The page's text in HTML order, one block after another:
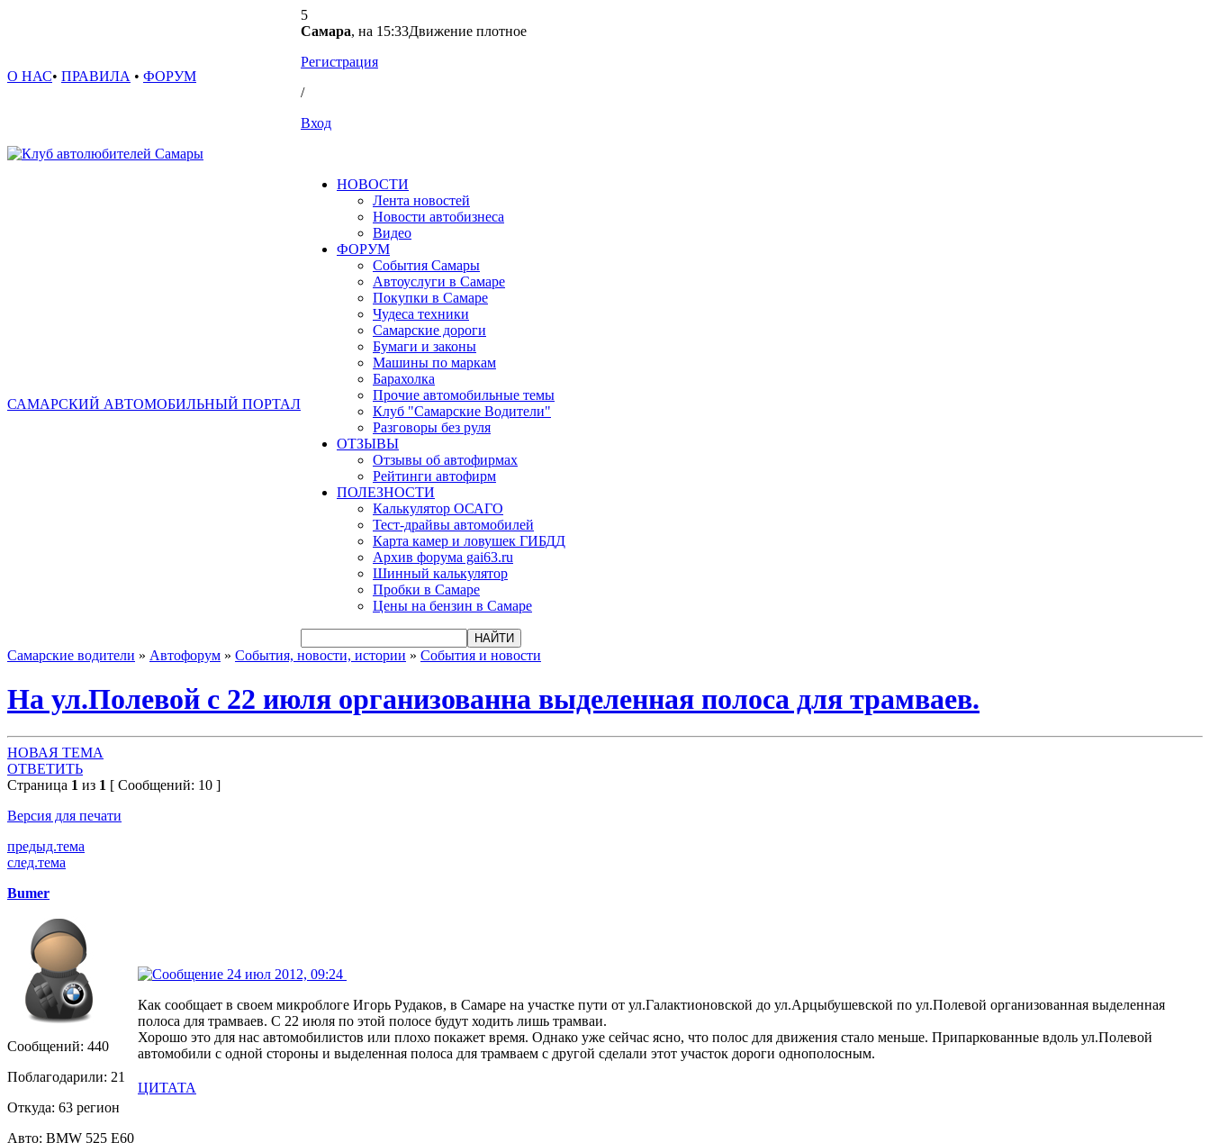
О НАС• ПРАВИЛА • ФОРУМ
5
Самара, на 15:33Движение плотное
Регистрация
/
Вход
САМАРСКИЙ АВТОМОБИЛЬНЫЙ ПОРТАЛ
НОВОСТИ
Лента новостей
Новости автобизнеса
Видео
ФОРУМ
События Самары
Автоуслуги в Самаре
Покупки в Самаре
Чудеса техники
Самарские дороги
Бумаги и законы
Машины по маркам
Барахолка
Прочие автомобильные темы
Клуб "Самарские Водители"
Разговоры без руля
ОТЗЫВЫ
Отзывы об автофирмах
Рейтинги автофирм
ПОЛЕЗНОСТИ
Калькулятор ОСАГО
Тест-драйвы автомобилей
Карта камер и ловушек ГИБДД
Архив форума gai63.ru
Шинный калькулятор
Пробки в Самаре
Цены на бензин в Самаре
Самарские водители » Автофорум » События, новости, истории » События и новости
На ул.Полевой с 22 июля организованна выделенная полоса для трамваев.
НОВАЯ ТЕМА
ОТВЕТИТЬ
Страница 1 из 1 [ Сообщений: 10 ]
Версия для печати
предыд.тема
след.тема
Bumer
Сообщений: 440
Поблагодарили: 21
Откуда: 63 регион
Авто: BMW 525 E60
24 июл 2012, 09:24
Как сообщает в своем микроблоге Игорь Рудаков, в Самаре на участке пути от ул.Галактионовской до ул.Арцыбушевской по ул.Полевой организованная выделенная
полоса для трамваев. С 22 июля по этой полосе будут ходить лишь трамваи.
Хорошо это для нас автомобилистов или плохо покажет время. Однако уже сейчас ясно, что полос для движения стало меньше. Припаркованные вдоль ул.Полевой
автомобили с одной стороны и выделенная полоса для трамваем с другой сделали этот участок дороги однополосным.
ЦИТАТА